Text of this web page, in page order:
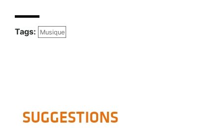
Tags: Musique
SUGGESTIONS